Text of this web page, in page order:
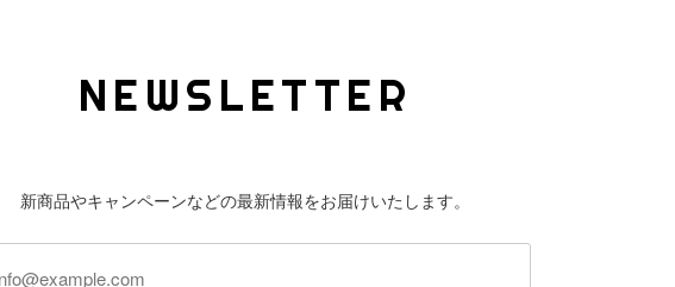
NEWSLETTER
新商品やキャンペーンなどの最新情報をお届けいたします。